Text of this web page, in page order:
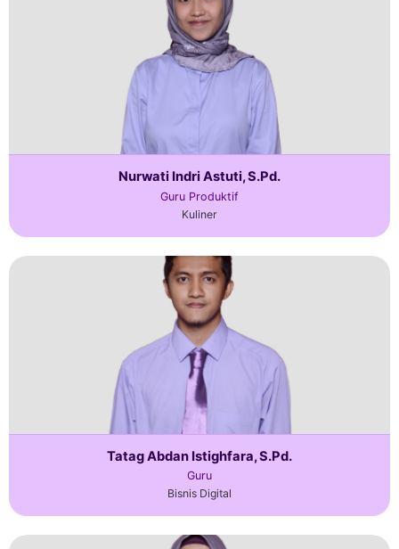
Nurwati Indri Astuti, S.Pd.
Guru Produktif
Kuliner
Tatag Abdan Istighfara, S.Pd.
Guru
Bisnis Digital